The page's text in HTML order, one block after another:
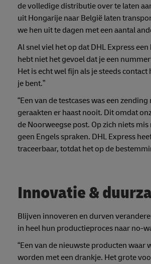
de volledige distributie over te laten
uit Hongarije naar België laten
we hen uit te dagen met een aantal
Al snel viel het op dat DHL Express
hebt niet het gevoel dat je een
Het is echt wel fijn als je steeds
je bent.”
“Een van de testcases was een
geraakten er haast nooit. Dit omdat
de Noorweegse post. Op zich niets
geen Engels spraken. DHL Express
traceerbaar, totdat het op de
Innovatie &
Blijven innoveren en durven
in heel hun productieproces naar no-
“Een van de nieuwste producten waar
worden met een drankje. Het grote